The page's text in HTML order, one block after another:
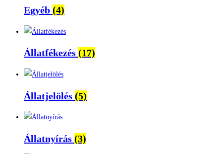
Egyéb (4)
Állatfékezés (17)
Állatjelölés (5)
Állatnyírás (3)